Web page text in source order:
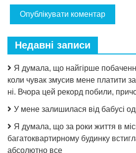
Недавні записи
Я думала, що найгірше
коли чувак змусив мене платити
ні. Вчора цей рекорд побили,
У мене залишилася від бабусі
Я думала, що за роки життя в
багатоквартирному будинку
абсолютно все